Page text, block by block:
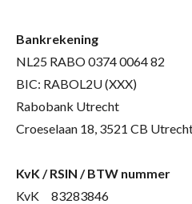
Bankrekening
NL25 RABO 0374 0064 82
BIC: RABOL2U (XXX)
Rabobank Utrecht
Croeselaan 18, 3521 CB
KvK / RSIN / BTW nummer
KvK 83283846